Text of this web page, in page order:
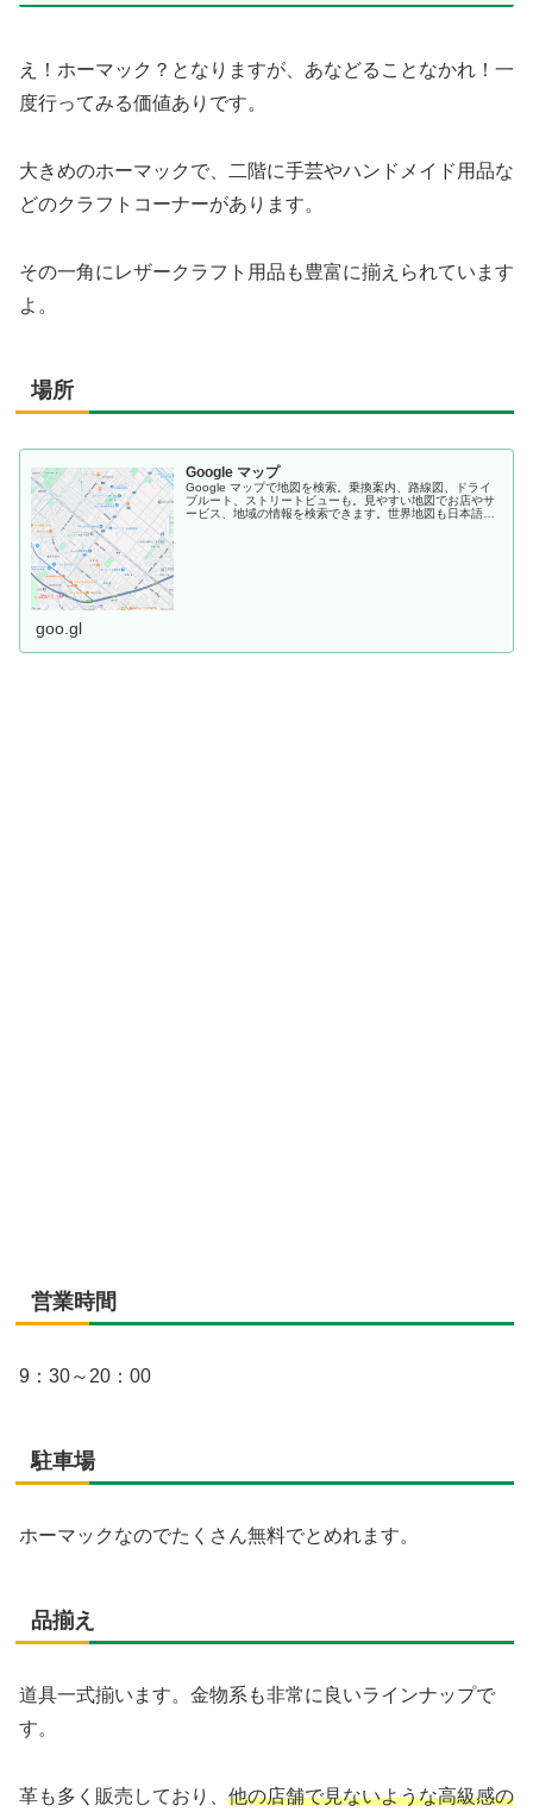
え！ホーマック？となりますが、あなどることなかれ！一
度行ってみる価値ありです。
大きめのホーマックで、二階に手芸やハンドメイド用品な
どのクラフトコーナーがあります。
その一角にレザークラフト用品も豊富に揃えられています
よ。
場所
Google マップ
Google マップで地図を検索。乗換案内、路線図、ドライ
ブルート、ストリートビューも。見やすい地図でお店やサ
ービス、地域の情報を検索できます。世界地図も日本語
goo.gl
営業時間
9：30～20：00
駐車場
ホーマックなのでたくさん無料でとめれます。
品揃え
道具一式揃います。金物系も非常に良いラインナップで
す。
革も多く販売しており、 他の店舗で見ないような高級感の